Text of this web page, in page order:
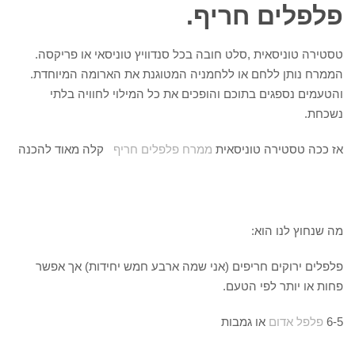
פלפלים חריף.
טסטירה טוניסאית ,סלט חובה בכל סנדוויץ טוניסאי או פריקסה.
הממרח נותן ללחם או ללחמניה המטוגנת את הארומה המיוחדת.
והטעמים נספגים בתוכם והופכים את כל המילוי לחוויה בלתי
נשכחת.
אז ככה טסטירה טוניסאית ממרח פלפלים חריף קלה מאוד להכנה
מה שנחוץ לנו הוא:
פלפלים ירוקים חריפים (אני שמה ארבע חמש יחידות) אך אפשר
פחות או יותר לפי הטעם.
6-5 פלפל אדום או גמבות